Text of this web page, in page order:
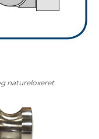
natureloxeret.